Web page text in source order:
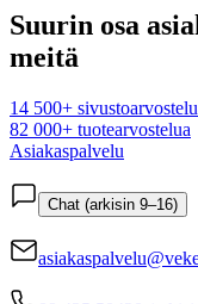
Suurin osa
meitä
14 500+
82 000+ tuotearvostelua
Asiakaspalvelu
Chat (arkisin 9–16)